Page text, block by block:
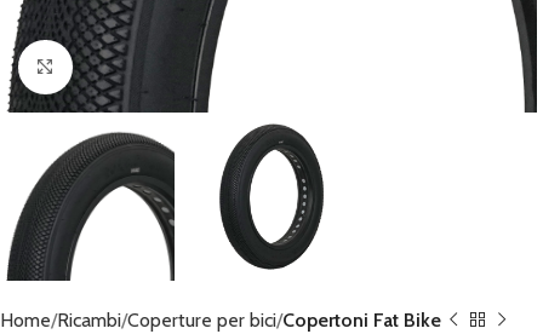
Click to enlarge
Home Ricambi Coperture per bici Copertoni Fat Bike